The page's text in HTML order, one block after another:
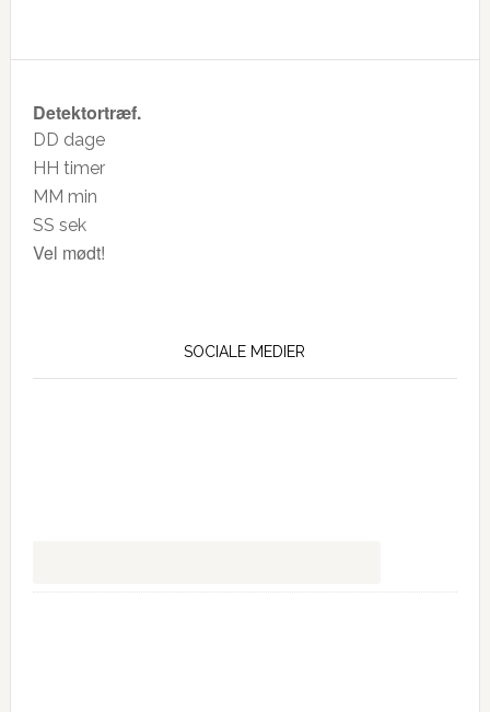
Detektortræf.
DD dage
HH timer
MM min
SS sek
Vel mødt!
SOCIALE MEDIER